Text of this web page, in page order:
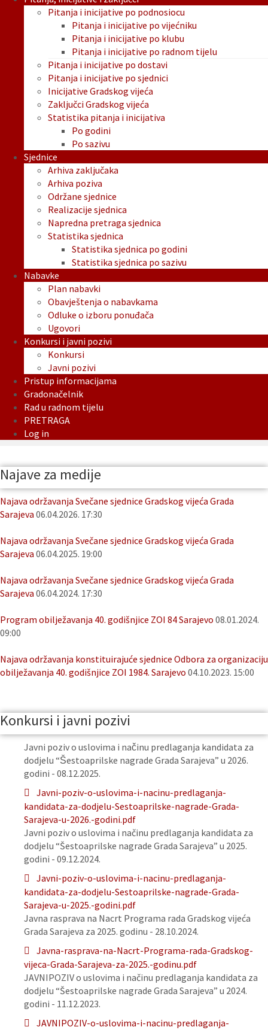
Pitanja i inicijative po podnosiocu
Pitanja i inicijative po vijećniku
Pitanja i inicijative po klubu
Pitanja i inicijative po radnom tijelu
Pitanja i inicijative po dostavi
Pitanja i inicijative po sjednici
Inicijative Gradskog vijeća
Zaključci Gradskog vijeća
Statistika pitanja i inicijativa
Po godini
Po sazivu
Sjednice
Arhiva zaključaka
Arhiva poziva
Održane sjednice
Realizacije sjednica
Napredna pretraga sjednica
Statistika sjednica
Statistika sjednica po godini
Statistika sjednica po sazivu
Nabavke
Plan nabavki
Obavještenja o nabavkama
Odluke o izboru ponuđača
Ugovori
Konkursi i javni pozivi
Konkursi
Javni pozivi
Pristup informacijama
Gradonačelnik
Rad u radnom tijelu
PRETRAGA
Log in
Najave za medije
Najava održavanja Svečane sjednice Gradskog vijeća Grada
Sarajeva 06.04.2026. 17:30
Najava održavanja Svečane sjednice Gradskog vijeća Grada
Sarajeva 06.04.2025. 19:00
Najava održavanja Svečane sjednice Gradskog vijeća Grada
Sarajeva 06.04.2024. 17:30
Program obilježavanja 40. godišnjice ZOI 84 Sarajevo 08.01.2024.
09:00
Najava održavanja konstituirajuće sjednice Odbora za organizaciju
obilježavanja 40. godišnjice ZOI 1984. Sarajevo 04.10.2023. 15:00
Konkursi i javni pozivi
Javni poziv o uslovima i načinu predlaganja kandidata za
dodjelu “Šestoaprilske nagrade Grada Sarajeva” u 2026.
godini - 08.12.2025.
Javni-poziv-o-uslovima-i-nacinu-predlaganja-
kandidata-za-dodjelu-Sestoaprilske-nagrade-Grada-
Sarajeva-u-2026.-godini.pdf
Javni poziv o uslovima i načinu predlaganja kandidata za
dodjelu “Šestoaprilske nagrade Grada Sarajeva” u 2025.
godini - 09.12.2024.
Javni-poziv-o-uslovima-i-nacinu-predlaganja-
kandidata-za-dodjelu-Sestoaprilske-nagrade-Grada-
Sarajeva-u-2025.-godini.pdf
Javna rasprava na Nacrt Programa rada Gradskog vijeća
Grada Sarajeva za 2025. godinu - 28.10.2024.
Javna-rasprava-na-Nacrt-Programa-rada-Gradskog-
vijeca-Grada-Sarajeva-za-2025.-godinu.pdf
JAVNIPOZIV o uslovima i načinu predlaganja kandidata za
dodjelu “Šestoaprilske nagrade Grada Sarajeva” u 2024.
godini - 11.12.2023.
JAVNIPOZIV-o-uslovima-i-nacinu-predlaganja-